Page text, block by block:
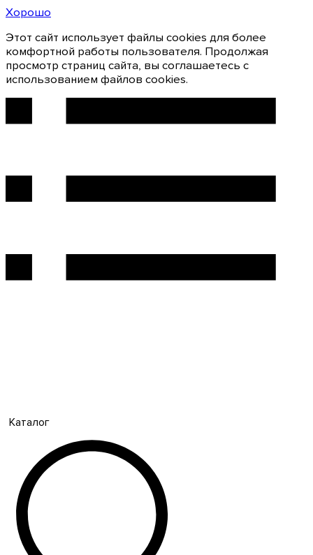
Хорошо
Этот сайт использует файлы cookies для более
комфортной работы пользователя. Продолжая
просмотр страниц сайта, вы соглашаетесь с
использованием файлов cookies.
Каталог